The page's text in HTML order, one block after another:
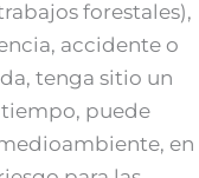
forestales),
accidente o
tenga sitio un
puede
en